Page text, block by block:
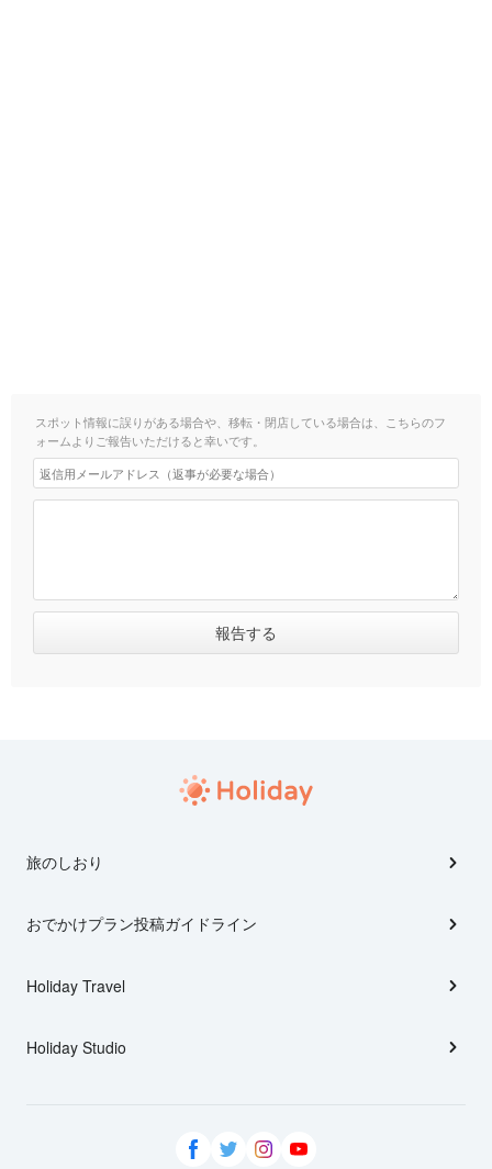
スポット情報に誤りがある場合や、移転・閉店している場合は、こちらのフ
ォームよりご報告いただけると幸いです。
旅のしおり
おでかけプラン投稿ガイドライン
Holiday Travel
Holiday Studio